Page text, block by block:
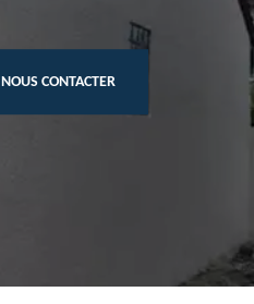
NOUS CONTACTER